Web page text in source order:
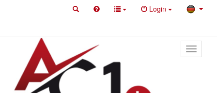
Login
Toggle
primary